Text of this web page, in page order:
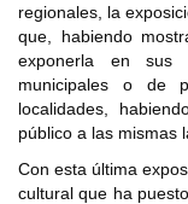
regionales, la
que, habiendo
exponerla en sus
municipales o de
localidades,
público a las mismas
Con esta última
cultural que ha